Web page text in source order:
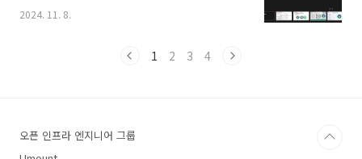
니다.제가 근무하고 있는 TVING 티빙 뿐만 아니
(AWS)를 도입하면서 단순 사용법 뿐 아니라 비
요 개발 사항이나, 장애 회고하는 Tech Meetup
이라는 문화가 있습니다.)Datadog 리더스포럼,
2024. 11. 8.
1 2 3 4
오픈 인프라 엔지니어 그룹